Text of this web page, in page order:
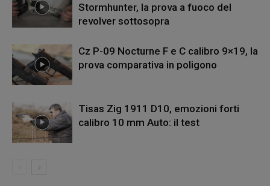
Stormhunter, la prova a fuoco del
revolver sottosopra
Cz P-09 Nocturne F e C calibro 9×19, la
prova comparativa in poligono
Tisas Zig 1911 D10, emozioni forti
calibro 10 mm Auto: il test